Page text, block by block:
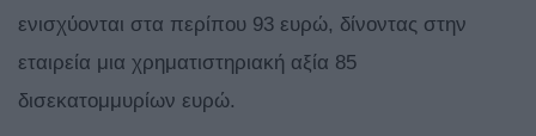
ενισχύονται στα περίπου 93 ευρώ, δίνοντας στην
εταιρεία μια χρηματιστηριακή αξία 85
δισεκατομμυρίων ευρώ.